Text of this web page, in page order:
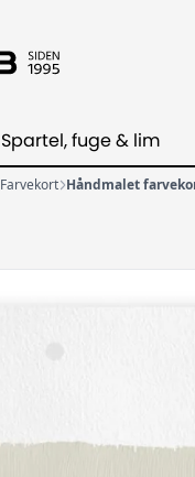
Spartel, fuge & lim
Farvekort Håndmalet